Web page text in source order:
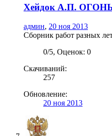
Хейдок А.П.
админ, 20 ноя 2013
Сборник работ разных
0/5, Оценок: 0
Скачиваний:
257
Обновление:
20 ноя 2013